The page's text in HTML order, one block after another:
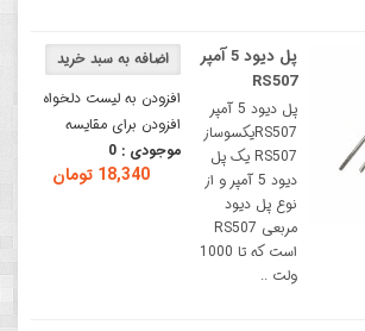
افزودن به لیست دلخواه
افزودن برای مقایسه
موجودی : 0
18,340 تومان
پل دیود 5 آمپر
RS507
پل دیود 5 آمپر
RS507یکسوساز
RS507 یک پل
دیود 5 آمپر و از
نوع پل دیود
مربعی RS507
است که تا 1000
ولت ..